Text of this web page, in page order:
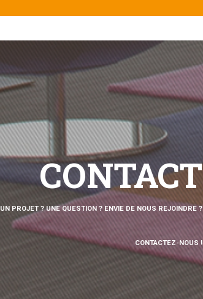
CONTACT
UN PROJET ? UNE QUESTION ? ENVIE DE NOUS REJOINDRE ?
CONTACTEZ-NOUS !